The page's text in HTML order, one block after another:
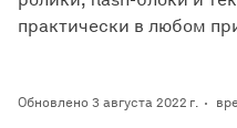
практически в любом
Обновлено 3 августа 2022 г.